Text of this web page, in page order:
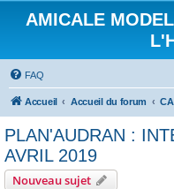
AMICALE
FAQ
Accueil Accueil du forum
PLAN'AUDRAN :
AVRIL 2019
Nouveau sujet